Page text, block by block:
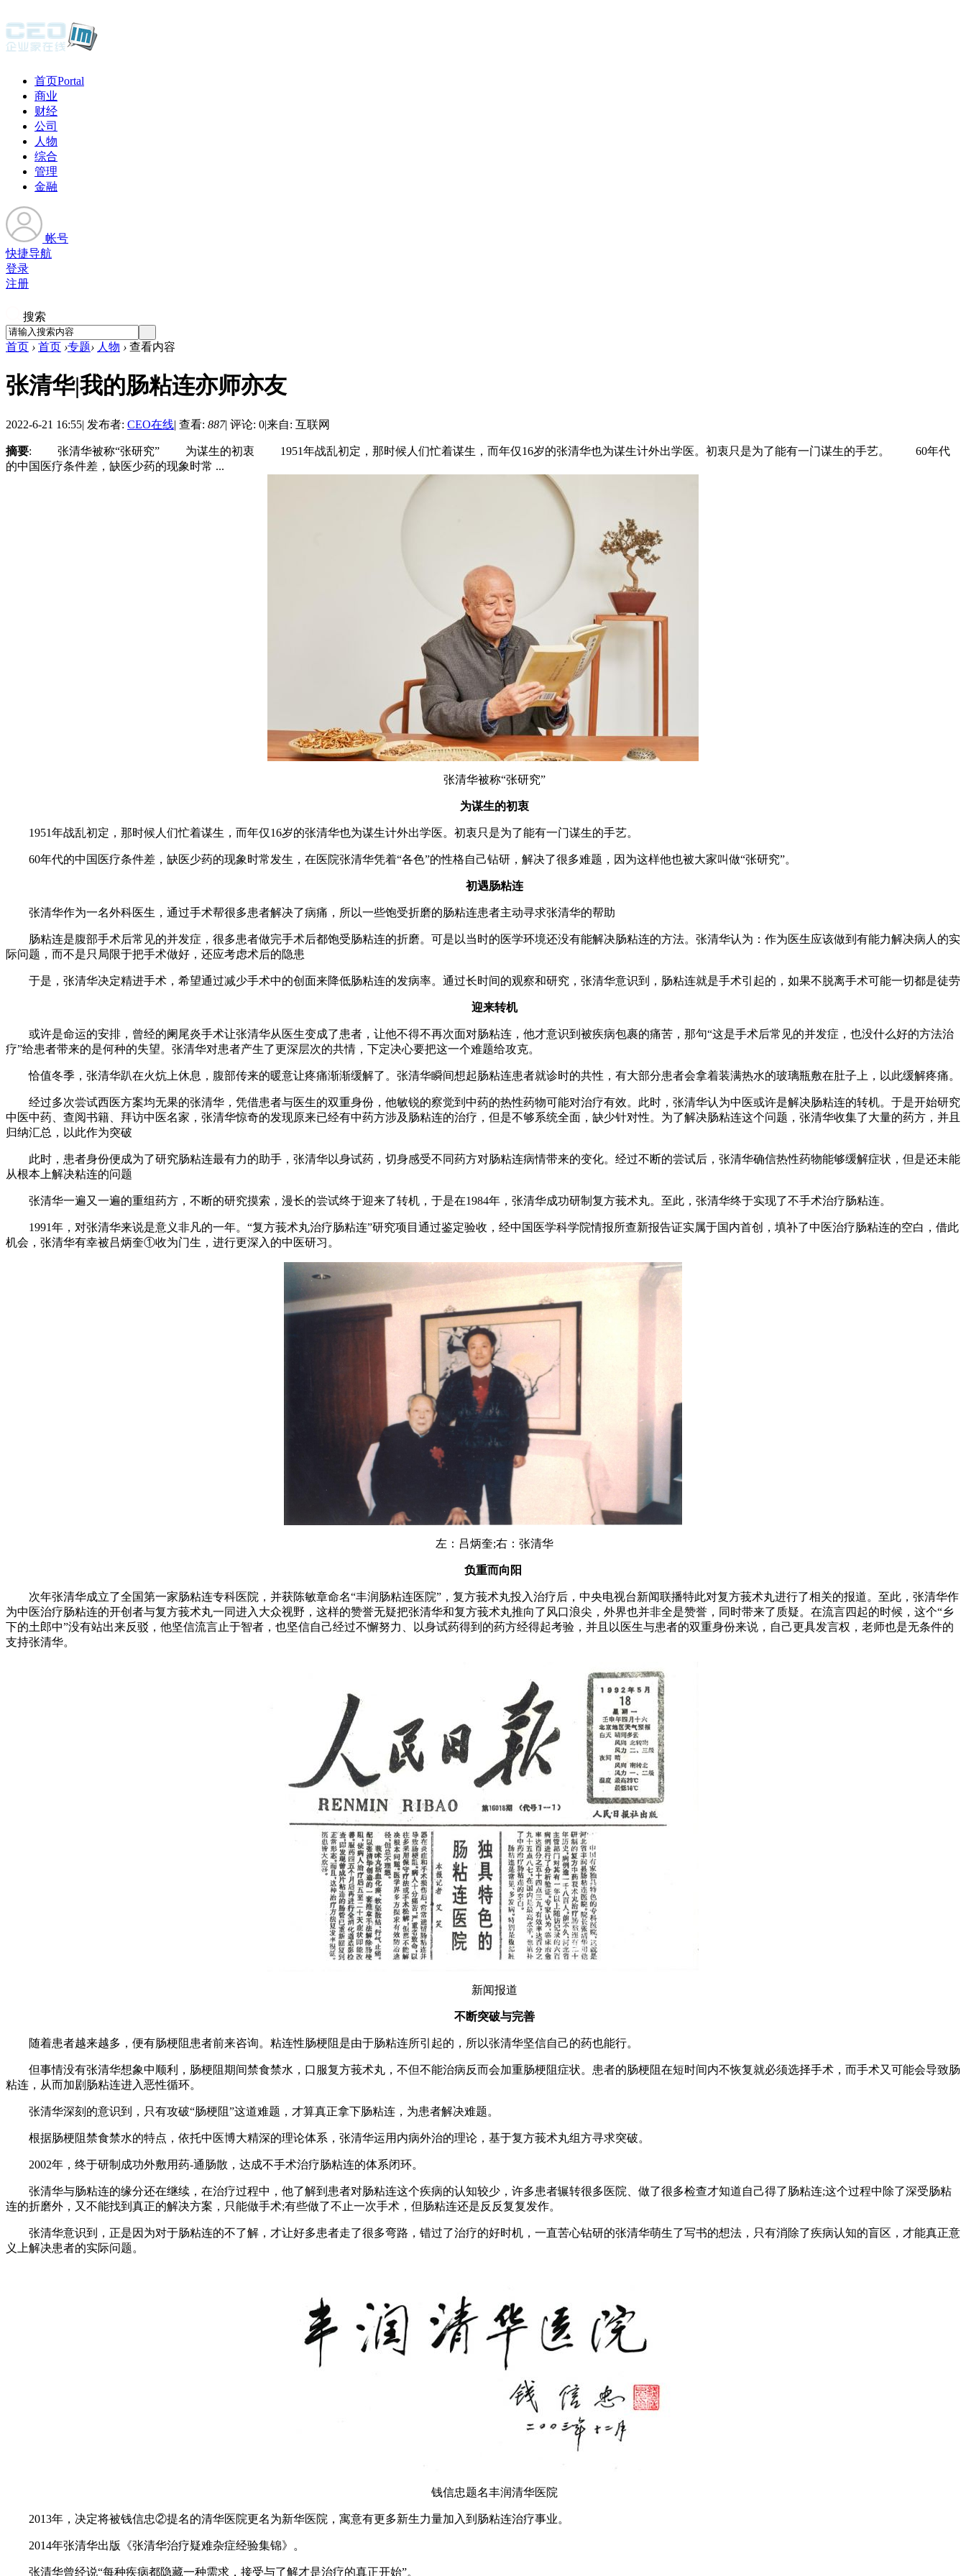
首页Portal
商业
财经
公司
人物
综合
管理
金融
帐号
快捷导航
登录
注册
搜索
首页 › 首页 ›专题› 人物 › 查看内容
张清华|我的肠粘连亦师亦友
2022-6-21 16:55| 发布者: CEO在线| 查看: 887| 评论: 0|来自: 互联网
摘要: 张清华被称“张研究” 为谋生的初衷 1951年战乱初定，那时候人们忙着谋生，而年仅16岁的张清华也为谋生计外出学医。初衷只是为了能有一门谋生的手艺。 60年代
的中国医疗条件差，缺医少药的现象时常 ...
张清华被称“张研究”
为谋生的初衷
1951年战乱初定，那时候人们忙着谋生，而年仅16岁的张清华也为谋生计外出学医。初衷只是为了能有一门谋生的手艺。
60年代的中国医疗条件差，缺医少药的现象时常发生，在医院张清华凭着“各色”的性格自己钻研，解决了很多难题，因为这样他也被大家叫做“张研究”。
初遇肠粘连
张清华作为一名外科医生，通过手术帮很多患者解决了病痛，所以一些饱受折磨的肠粘连患者主动寻求张清华的帮助
肠粘连是腹部手术后常见的并发症，很多患者做完手术后都饱受肠粘连的折磨。可是以当时的医学环境还没有能解决肠粘连的方法。张清华认为：作为医生应该做到有能力解决病人的实
际问题，而不是只局限于把手术做好，还应考虑术后的隐患
于是，张清华决定精进手术，希望通过减少手术中的创面来降低肠粘连的发病率。通过长时间的观察和研究，张清华意识到，肠粘连就是手术引起的，如果不脱离手术可能一切都是徒劳
迎来转机
或许是命运的安排，曾经的阑尾炎手术让张清华从医生变成了患者，让他不得不再次面对肠粘连，他才意识到被疾病包裹的痛苦，那句“这是手术后常见的并发症，也没什么好的方法治
疗”给患者带来的是何种的失望。张清华对患者产生了更深层次的共情，下定决心要把这一个难题给攻克。
恰值冬季，张清华趴在火炕上休息，腹部传来的暖意让疼痛渐渐缓解了。张清华瞬间想起肠粘连患者就诊时的共性，有大部分患者会拿着装满热水的玻璃瓶敷在肚子上，以此缓解疼痛。
经过多次尝试西医方案均无果的张清华，凭借患者与医生的双重身份，他敏锐的察觉到中药的热性药物可能对治疗有效。此时，张清华认为中医或许是解决肠粘连的转机。于是开始研究
中医中药、查阅书籍、拜访中医名家，张清华惊奇的发现原来已经有中药方涉及肠粘连的治疗，但是不够系统全面，缺少针对性。为了解决肠粘连这个问题，张清华收集了大量的药方，并且
归纳汇总，以此作为突破
此时，患者身份便成为了研究肠粘连最有力的助手，张清华以身试药，切身感受不同药方对肠粘连病情带来的变化。经过不断的尝试后，张清华确信热性药物能够缓解症状，但是还未能
从根本上解决粘连的问题
张清华一遍又一遍的重组药方，不断的研究摸索，漫长的尝试终于迎来了转机，于是在1984年，张清华成功研制复方莪术丸。至此，张清华终于实现了不手术治疗肠粘连。
1991年，对张清华来说是意义非凡的一年。“复方莪术丸治疗肠粘连”研究项目通过鉴定验收，经中国医学科学院情报所查新报告证实属于国内首创，填补了中医治疗肠粘连的空白，借此
机会，张清华有幸被吕炳奎①收为门生，进行更深入的中医研习。
左：吕炳奎;右：张清华
负重而向阳
次年张清华成立了全国第一家肠粘连专科医院，并获陈敏章命名“丰润肠粘连医院”，复方莪术丸投入治疗后，中央电视台新闻联播特此对复方莪术丸进行了相关的报道。至此，张清华作
为中医治疗肠粘连的开创者与复方莪术丸一同进入大众视野，这样的赞誉无疑把张清华和复方莪术丸推向了风口浪尖，外界也并非全是赞誉，同时带来了质疑。在流言四起的时候，这个“乡
下的土郎中”没有站出来反驳，他坚信流言止于智者，也坚信自己经过不懈努力、以身试药得到的药方经得起考验，并且以医生与患者的双重身份来说，自己更具发言权，老师也是无条件的
支持张清华。
新闻报道
不断突破与完善
随着患者越来越多，便有肠梗阻患者前来咨询。粘连性肠梗阻是由于肠粘连所引起的，所以张清华坚信自己的药也能行。
但事情没有张清华想象中顺利，肠梗阻期间禁食禁水，口服复方莪术丸，不但不能治病反而会加重肠梗阻症状。患者的肠梗阻在短时间内不恢复就必须选择手术，而手术又可能会导致肠
粘连，从而加剧肠粘连进入恶性循环。
张清华深刻的意识到，只有攻破“肠梗阻”这道难题，才算真正拿下肠粘连，为患者解决难题。
根据肠梗阻禁食禁水的特点，依托中医博大精深的理论体系，张清华运用内病外治的理论，基于复方莪术丸组方寻求突破。
2002年，终于研制成功外敷用药-通肠散，达成不手术治疗肠粘连的体系闭环。
张清华与肠粘连的缘分还在继续，在治疗过程中，他了解到患者对肠粘连这个疾病的认知较少，许多患者辗转很多医院、做了很多检查才知道自己得了肠粘连;这个过程中除了深受肠粘
连的折磨外，又不能找到真正的解决方案，只能做手术;有些做了不止一次手术，但肠粘连还是反反复复发作。
张清华意识到，正是因为对于肠粘连的不了解，才让好多患者走了很多弯路，错过了治疗的好时机，一直苦心钻研的张清华萌生了写书的想法，只有消除了疾病认知的盲区，才能真正意
义上解决患者的实际问题。
钱信忠题名丰润清华医院
2013年，决定将被钱信忠②提名的清华医院更名为新华医院，寓意有更多新生力量加入到肠粘连治疗事业。
2014年张清华出版《张清华治疗疑难杂症经验集锦》。
张清华曾经说“每种疾病都隐藏一种需求，接受与了解才是治疗的真正开始”。